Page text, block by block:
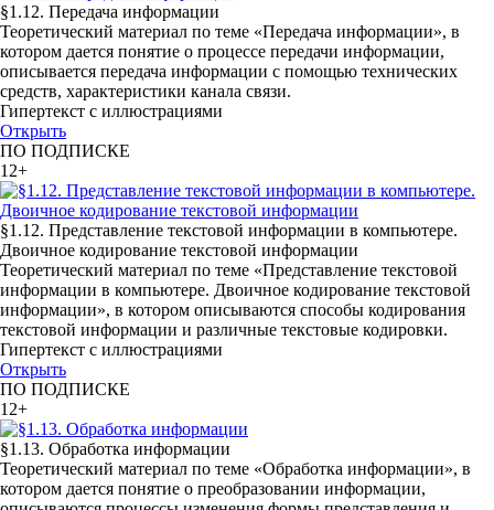
§1.12. Передача информации
Теоретический материал по теме «Передача информации», в
котором дается понятие о процессе передачи информации,
описывается передача информации с помощью технических
средств, характеристики канала связи.
Гипертекст с иллюстрациями
Открыть
ПО ПОДПИСКЕ
12+
§1.12. Представление текстовой информации в компьютере.
Двоичное кодирование текстовой информации
Теоретический материал по теме «Представление текстовой
информации в компьютере. Двоичное кодирование текстовой
информации», в котором описываются способы кодирования
текстовой информации и различные текстовые кодировки.
Гипертекст с иллюстрациями
Открыть
ПО ПОДПИСКЕ
12+
§1.13. Обработка информации
Теоретический материал по теме «Обработка информации», в
котором дается понятие о преобразовании информации,